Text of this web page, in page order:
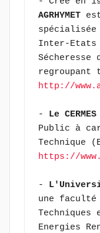
AGRHYMET
spécialisée
Inter-Etats
Sécheresse
http://
- Le CERMES
Public à
https://
-
une faculté
Energies